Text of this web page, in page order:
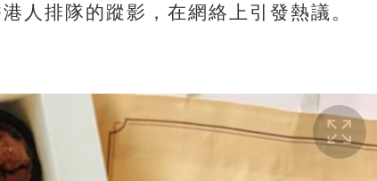
人排隊的蹤影，在網絡上引發熱議。